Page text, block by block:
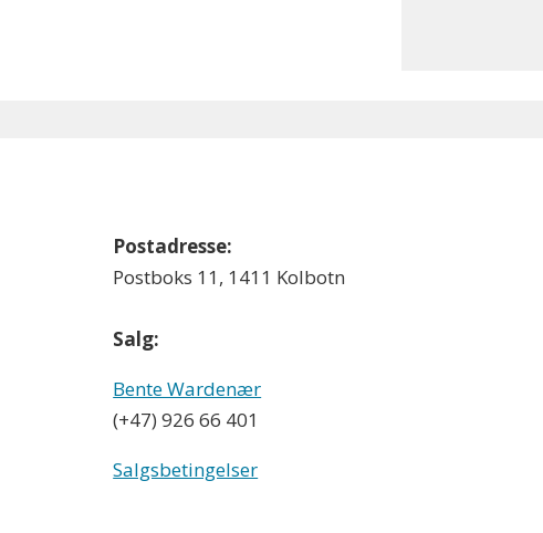
Postadresse:
Postboks 11, 1411 Kolbotn
Salg:
Bente Wardenær
(+47) 926 66 401
Salgsbetingelser